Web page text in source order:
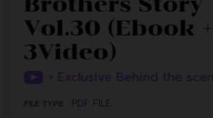
Vol.30 (Ebook +
3Video)
FILE TYPE : PDF FILE